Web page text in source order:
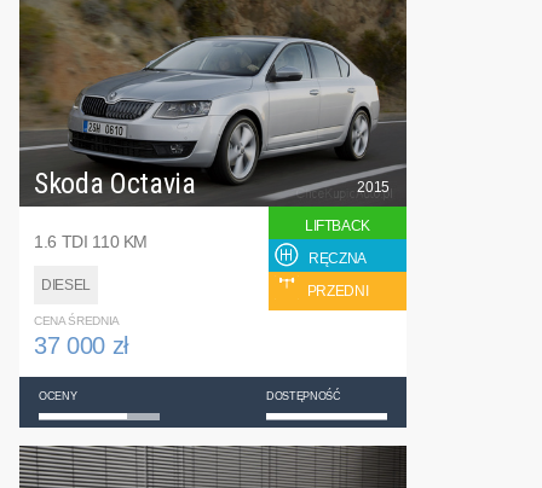
Skoda Octavia
1.6 TDI 110 KM
DIESEL
2015
LIFTBACK
RĘCZNA
PRZEDNI
CENA ŚREDNIA
37 000 zł
OCENY DOSTĘPNOŚĆ